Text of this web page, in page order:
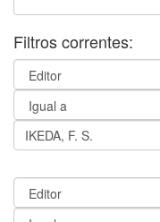
Filtros correntes: